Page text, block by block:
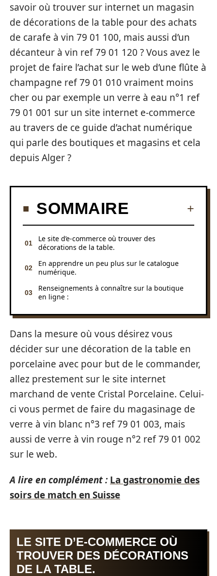
savoir où trouver sur internet un magasin
de décorations de la table pour des achats
de carafe à vin 79 01 100, mais aussi d’un
décanteur à vin ref 79 01 120 ? Vous avez le
projet de faire l’achat sur le web d’une flûte à
champagne ref 79 01 010 vraiment moins
cher ou par exemple un verre à eau n°1 ref
79 01 001 sur un site internet e-commerce
au travers de ce guide d’achat numérique
qui parle des boutiques et magasins et cela
depuis Alger ?
SOMMAIRE
Le site d’e-commerce où trouver des
décorations de la table.
En apprendre un peu plus sur le catalogue
numérique.
Renseignements à connaître sur la boutique
en ligne :
Dans la mesure où vous désirez vous
décider sur une décoration de la table en
porcelaine avec pour but de le commander,
allez prestement sur le site internet
marchand de vente Cristal Porcelaine. Celui-
ci vous permet de faire du magasinage de
verre à vin blanc n°3 ref 79 01 003, mais
aussi de verre à vin rouge n°2 ref 79 01 002
sur le web.
A lire en complément : La gastronomie des
soirs de match en Suisse
LE SITE D’E-COMMERCE OÙ
TROUVER DES DÉCORATIONS
DE LA TABLE.